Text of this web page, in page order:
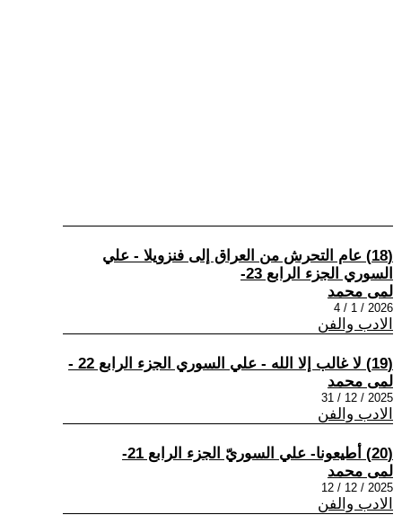
(18) عام التحرش من العراق إلى فنزويلا - علي
السوري الجزء الرابع 23-
لمى محمد
2026 / 1 / 4
الادب والفن
(19) لا غالب إلا الله - علي السوري الجزء الرابع 22 -
لمى محمد
2025 / 12 / 31
الادب والفن
(20) أطيعونا- علي السوريّ الجزء الرابع 21-
لمى محمد
2025 / 12 / 12
الادب والفن